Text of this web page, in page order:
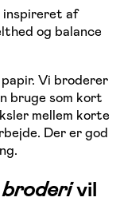
inspireret af
og balance
Vi broderer
bruge som kort
mellem korte
Der er god
broderivil